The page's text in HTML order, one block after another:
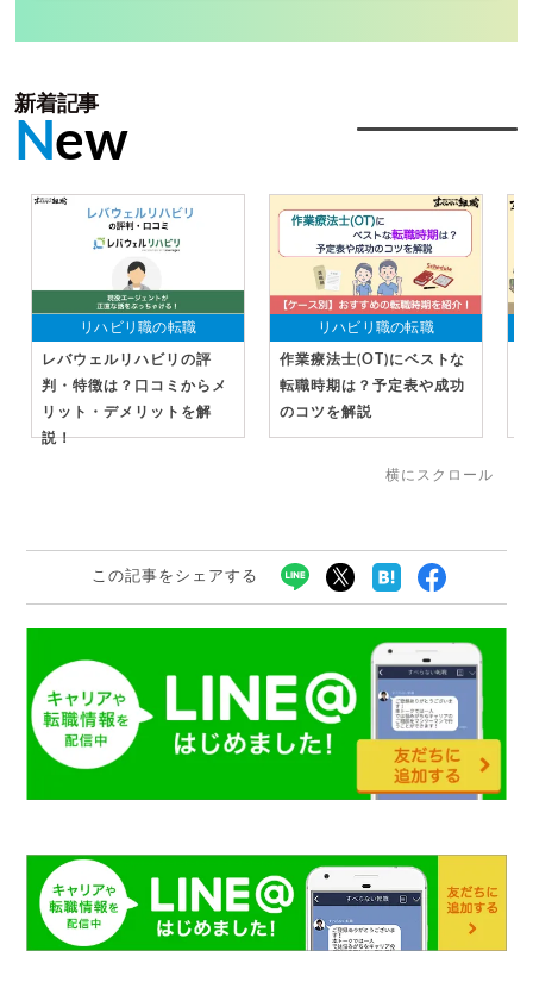
新着記事
New
リハビリ職の転職
レバウェルリハビリの評
判・特徴は？口コミからメ
リット・デメリットを解
説！
リハビリ職の転職
作業療法士(OT)にベストな
転職時期は？予定表や成功
のコツを解説
横にスクロール
この記事をシェアする